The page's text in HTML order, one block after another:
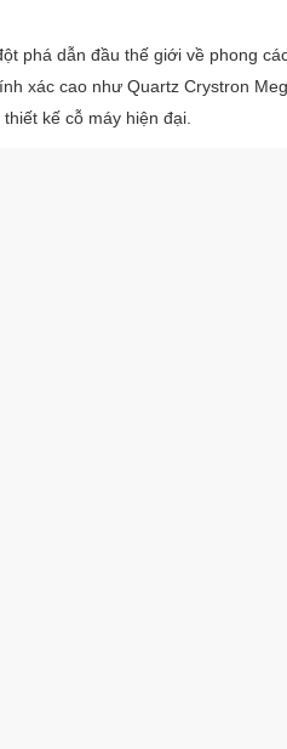
phá dẫn đầu thế giới về phong
xác cao như Quartz Crystron
kế cỗ máy hiện đại.